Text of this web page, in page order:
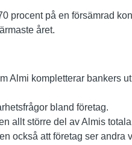
procent på en försämrad
året.
Almi kompletterar bankers
bland företag.
allt större del av Almis
också att företag ser andra